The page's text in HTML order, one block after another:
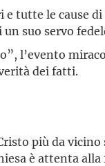
tutte le cause
suo servo
l’evento
dei fatti.
più da
è attenta